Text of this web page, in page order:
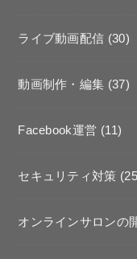
ライブ動画配信 (30)
動画制作・編集 (37)
Facebook運営 (11)
セキュリティ対策
オンラインサロンの